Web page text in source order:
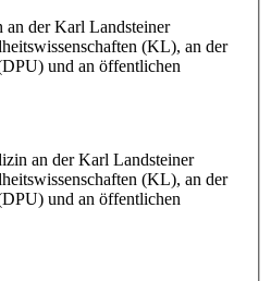
an der Karl Landsteiner
(KL), an der
und an öffentlichen
an der Karl Landsteiner
(KL), an der
und an öffentlichen